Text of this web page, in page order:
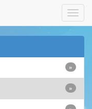
»
»